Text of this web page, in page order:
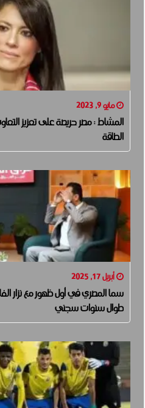
مايو 9, 2023
المشاط : مصر حريصة على تعزيز
الطاقة
أبريل 17, 2025
سما المصري في أول ظهور مع نزار
طوال سنوات سجني